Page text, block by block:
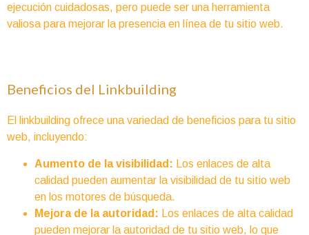
ejecución cuidadosas, pero puede ser una herramienta
valiosa para mejorar la presencia en línea de tu sitio web.
Beneficios del Linkbuilding
El linkbuilding ofrece una variedad de beneficios para tu sitio
web, incluyendo:
Aumento de la visibilidad: Los enlaces de alta
calidad pueden aumentar la visibilidad de tu sitio web
en los motores de búsqueda.
Mejora de la autoridad: Los enlaces de alta calidad
pueden mejorar la autoridad de tu sitio web, lo que